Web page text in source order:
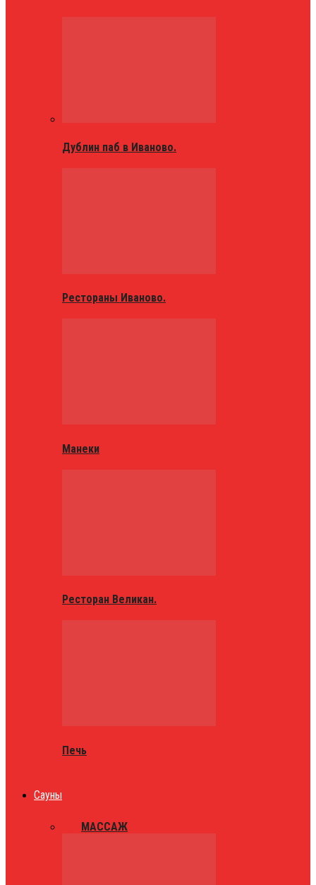
Дублин паб в Иваново.
Рестораны Иваново.
Манеки
Ресторан Великан.
Печь
Сауны
МАССАЖ